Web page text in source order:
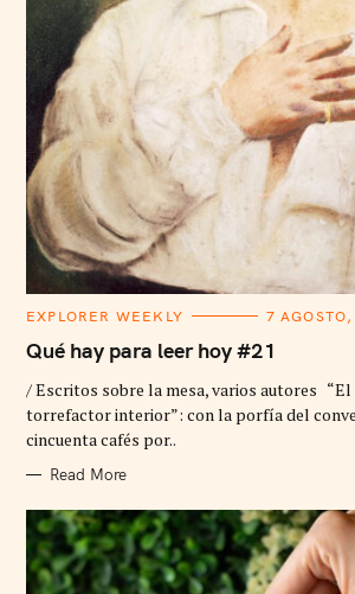
C
T
E
O
R
I
E
EXPLORER WEEKLY 7
Qué hay para leer hoy #21
/ Escritos sobre la mesa, varios autores “El
torrefactor interior”: con la porfía del
cincuenta cafés por..
Read More